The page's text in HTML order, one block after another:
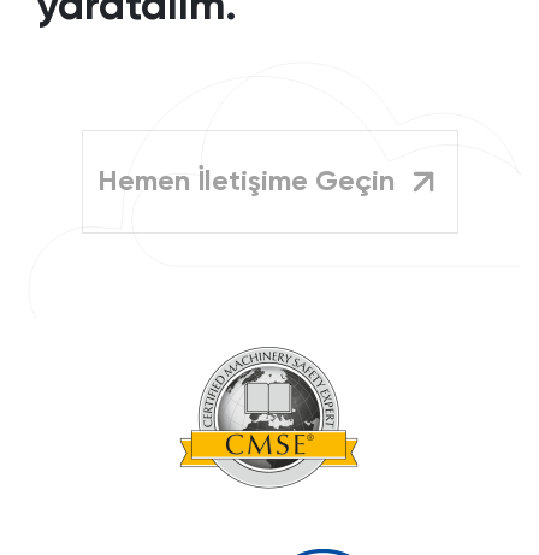
Hemen İletişime Geçin